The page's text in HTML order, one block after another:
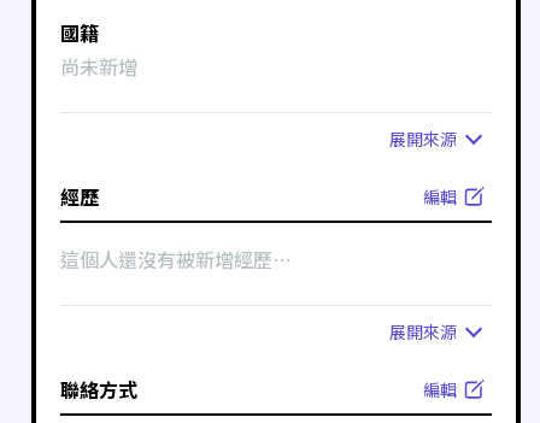
國籍
尚未新增
展開來源
經歷 編輯
這個人還沒有被新增經歷⋯
展開來源
聯絡方式 編輯